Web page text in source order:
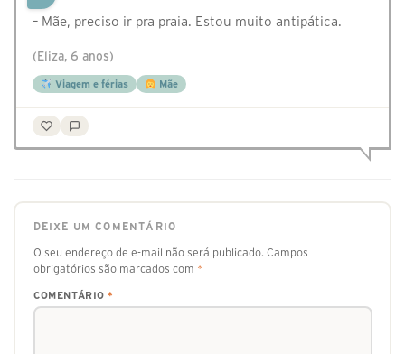
– Mãe, preciso ir pra praia. Estou muito antipática.
(Eliza, 6 anos)
Viagem e férias Mãe
DEIXE UM COMENTÁRIO
O seu endereço de e-mail não será publicado. Campos
obrigatórios são marcados com *
COMENTÁRIO *